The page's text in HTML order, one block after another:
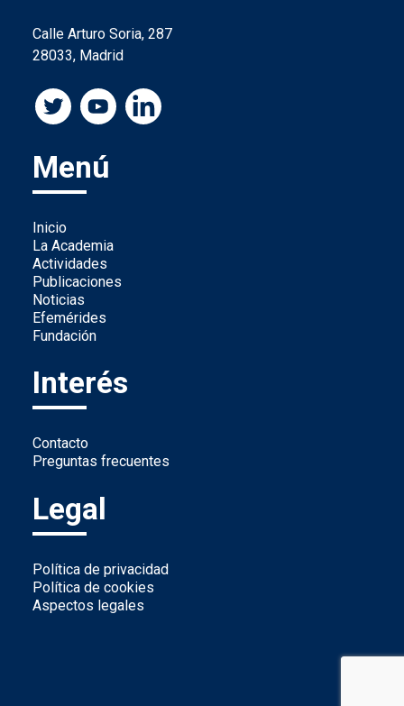
Calle Arturo Soria, 287
28033, Madrid
Menú
Inicio
La Academia
Actividades
Publicaciones
Noticias
Efemérides
Fundación
Interés
Contacto
Preguntas frecuentes
Legal
Política de privacidad
Política de cookies
Aspectos legales